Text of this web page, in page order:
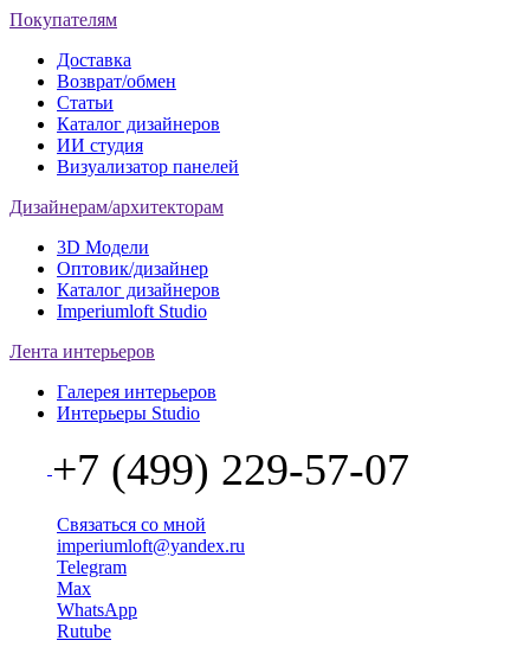
Покупателям
Доставка
Возврат/обмен
Статьи
Каталог дизайнеров
ИИ студия
Визуализатор панелей
Дизайнерам/архитекторам
3D Модели
Оптовик/дизайнер
Каталог дизайнеров
Imperiumloft Studio
Лента интерьеров
Галерея интерьеров
Интерьеры Studio
+7 (499) 229-57-07
Связаться со мной
imperiumloft@yandex.ru
Telegram
Max
WhatsApp
Rutube